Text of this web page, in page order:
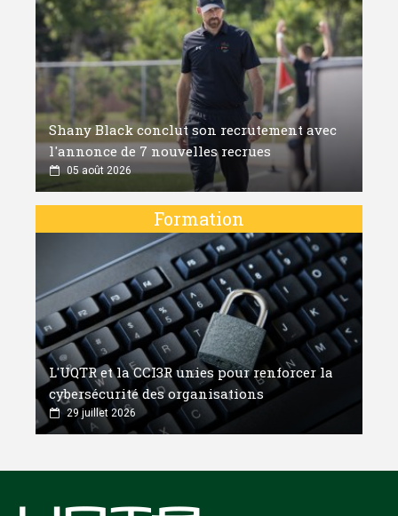
Shany Black conclut son recrutement avec
l'annonce de 7 nouvelles recrues
05 août 2026
Formation
L'UQTR et la CCI3R unies pour renforcer la
cybersécurité des organisations
29 juillet 2026